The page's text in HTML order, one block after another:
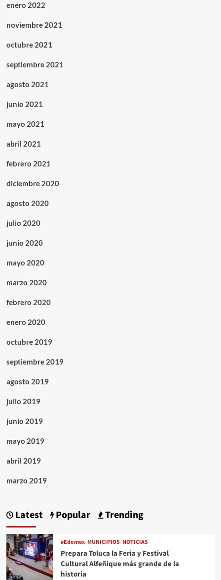
enero 2022
noviembre 2021
octubre 2021
septiembre 2021
agosto 2021
junio 2021
mayo 2021
abril 2021
febrero 2021
diciembre 2020
agosto 2020
julio 2020
junio 2020
mayo 2020
marzo 2020
febrero 2020
enero 2020
octubre 2019
septiembre 2019
agosto 2019
julio 2019
junio 2019
mayo 2019
abril 2019
marzo 2019
Latest Popular Trending
#Edomex MUNICIPIOS NOTICIAS
Prepara Toluca la Feria y Festival
Cultural Alfeñique más grande de la
historia